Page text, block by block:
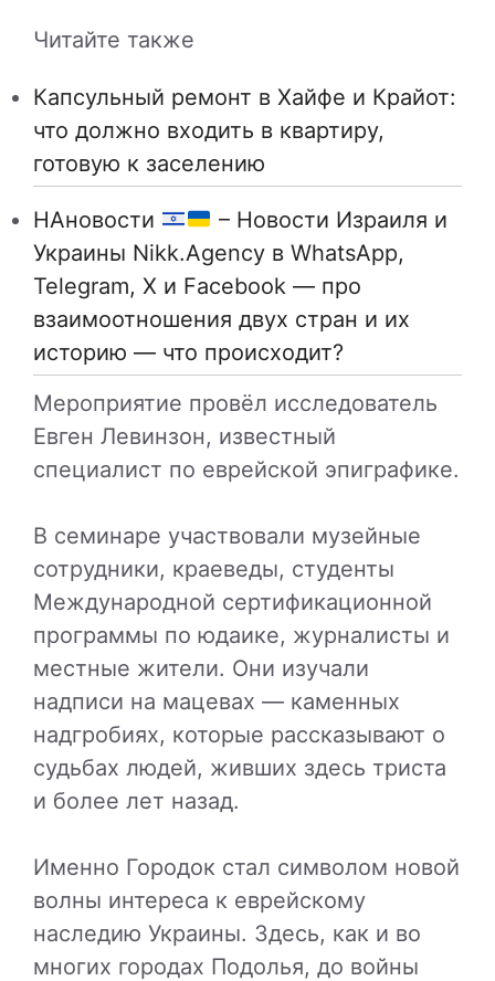
Читайте также
Капсульный ремонт в Хайфе и Крайот:
что должно входить в квартиру,
готовую к заселению
НАновости
– Новости Израиля и
Украины Nikk.Agency в WhatsApp,
Telegram, X и Facebook — про
взаимоотношения двух стран и их
историю — что происходит?
Мероприятие провёл исследователь
Евген Левинзон, известный
специалист по еврейской эпиграфике.
В семинаре участвовали музейные
сотрудники, краеведы, студенты
Международной сертификационной
программы по юдаике, журналисты и
местные жители. Они изучали
надписи на мацевах — каменных
надгробиях, которые рассказывают о
судьбах людей, живших здесь триста
и более лет назад.
Именно Городок стал символом новой
волны интереса к еврейскому
наследию Украины. Здесь, как и во
многих городах Подолья, до войны